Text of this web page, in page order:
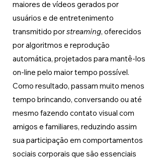
maiores de vídeos gerados por
usuários e de entretenimento
transmitido por streaming, oferecidos
por algoritmos e reprodução
automática, projetados para mantê-los
on-line pelo maior tempo possível.
Como resultado, passam muito menos
tempo brincando, conversando ou até
mesmo fazendo contato visual com
amigos e familiares, reduzindo assim
sua participação em comportamentos
sociais corporais que são essenciais